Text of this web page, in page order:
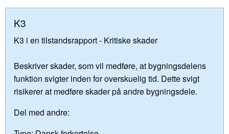
K3
K3 i en tilstandsrapport - Kritiske skader
Beskriver skader, som vil medføre, at bygningsdelens
funktion svigter inden for overskuelig tid. Dette svigt
risikerer at medføre skader på andre bygningsdele.
Del med andre: